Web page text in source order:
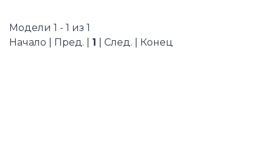
Модели 1 - 1 из 1
Начало | Пред. | 1 | След. | Конец